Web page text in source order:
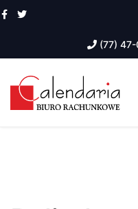
(77)